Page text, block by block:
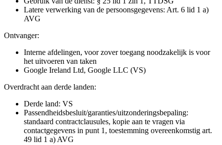
Latere verwerking van de persoonsgegevens: Art. 6 lid 1 a)
AVG
Ontvanger:
Interne afdelingen, voor zover toegang noodzakelijk is voor
het uitvoeren van taken
Google Ireland Ltd, Google LLC (VS)
Overdracht aan derde landen:
Derde land: VS
Passendheidsbesluit/garanties/uitzonderingsbepaling:
standaard contractclausules, kopie aan te vragen via
contactgegevens in punt 1, toestemming overeenkomstig art.
49 lid 1 a) AVG